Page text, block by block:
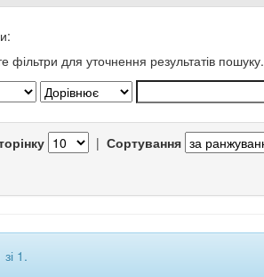
фільтри для уточнення результатів пошуку.
| Сортування
1.